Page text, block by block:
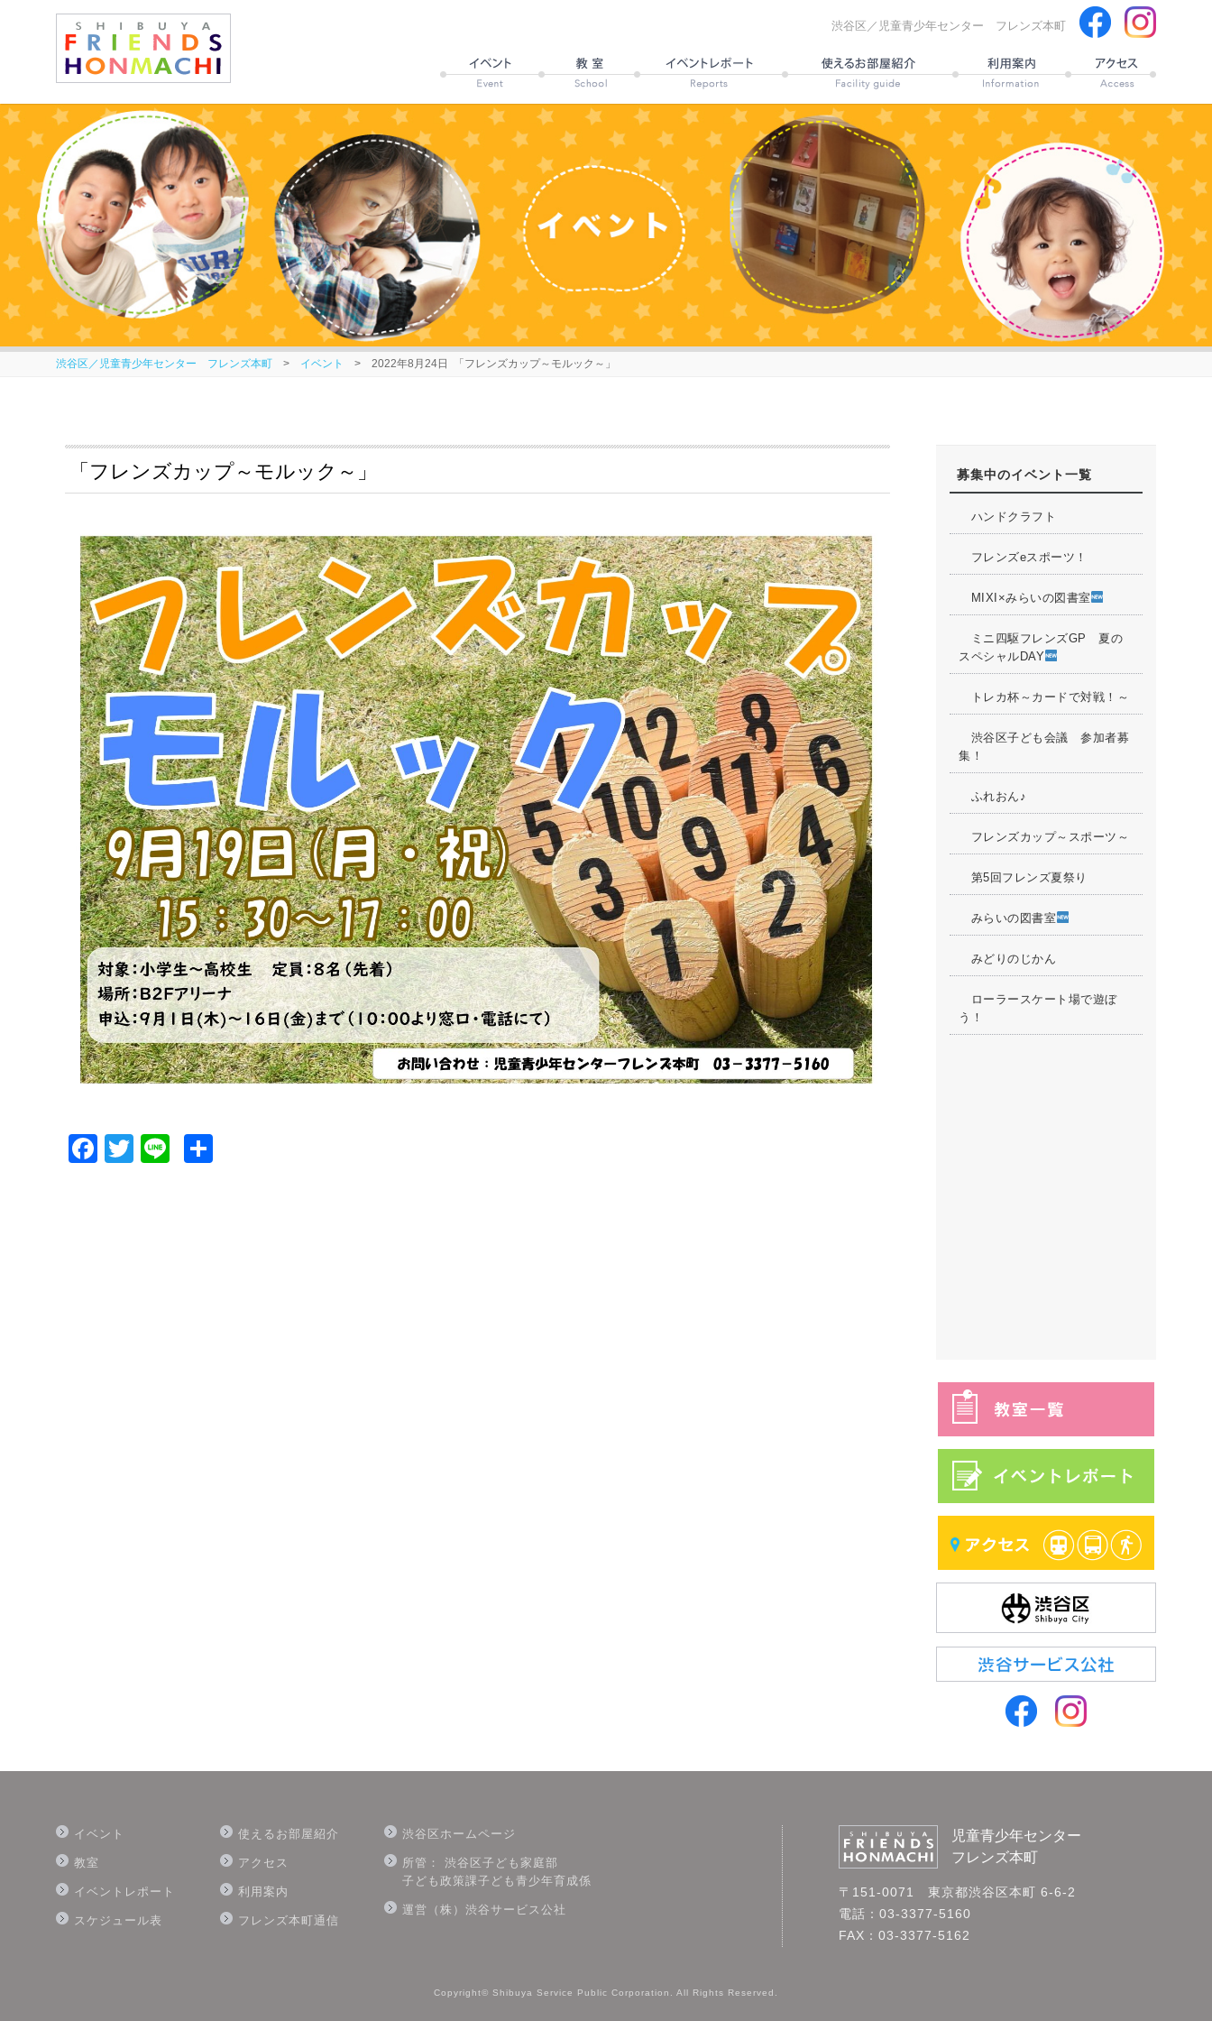
渋谷区／児童青少年センター フレンズ本町
渋谷区／児童青少年センター フレンズ本町 > イベント > 2022年8月24日 「フレンズカップ～モルック～」
「フレンズカップ～モルック～」
Facebook
Twitter
Line
募集中のイベント一覧
ハンドクラフト
フレンズeスポーツ！
MIXI×みらいの図書室
ミニ四駆フレンズGP 夏の
スペシャルDAY
トレカ杯～カードで対戦！～
渋谷区子ども会議 参加者募
集！
ふれおん♪
フレンズカップ～スポーツ～
第5回フレンズ夏祭り
みらいの図書室
みどりのじかん
ローラースケート場で遊ぼ
う！
イベント
教室
イベントレポート
スケジュール表
使えるお部屋紹介
アクセス
利用案内
フレンズ本町通信
渋谷区ホームページ
所管： 渋谷区子ども家庭部
子ども政策課子ども青少年育成係
運営（株）渋谷サービス公社
児童青少年センター
フレンズ本町
〒151-0071 東京都渋谷区本町 6-6-2
電話：03-3377-5160
FAX：03-3377-5162
Copyright© Shibuya Service Public Corporation. All Rights Reserved.